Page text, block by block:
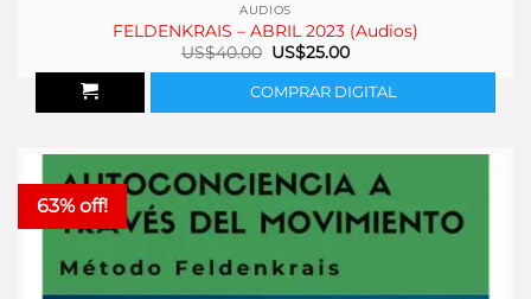
AUDIOS
FELDENKRAIS – ABRIL 2023 (Audios)
US$40.00 El
precio
original
era:
US$40.00.
US$25.00El
actual
es:
US$25.00.
COMPRAR DIGITAL
63% off!